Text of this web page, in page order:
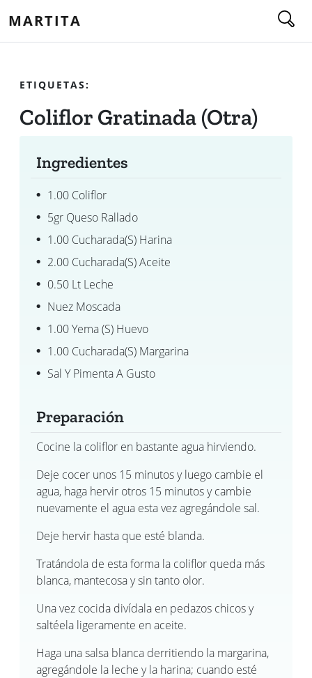
MARTITA
ETIQUETAS:
Coliflor Gratinada (otra)
Ingredientes
1.00 Coliflor
5gr Queso Rallado
1.00 Cucharada(s) Harina
2.00 Cucharada(s) Aceite
0.50 Lt Leche
Nuez Moscada
1.00 Yema (s) Huevo
1.00 Cucharada(s) Margarina
Sal Y Pimenta A Gusto
Preparación
Cocine la coliflor en bastante agua hirviendo.
Deje cocer unos 15 minutos y luego cambie el
agua, haga hervir otros 15 minutos y cambie
nuevamente el agua esta vez agregándole sal.
Deje hervir hasta que esté blanda.
Tratándola de esta forma la coliflor queda más
blanca, mantecosa y sin tanto olor.
Una vez cocida divídala en pedazos chicos y
saltéela ligeramente en aceite.
Haga una salsa blanca derritiendo la margarina,
agregándole la leche y la harina; cuando esté